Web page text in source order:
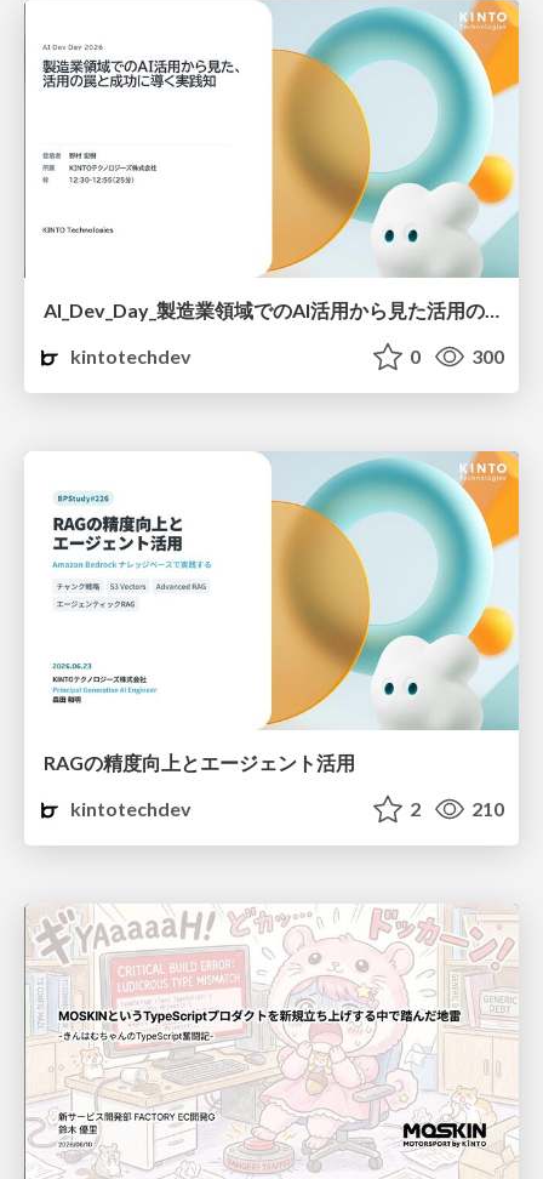
AI_Dev_Day_製造業領域でのAI活用から見た活用の罠と成功に導く実践知.pdf
kintotechdev
0 300
RAGの精度向上とエージェント活用
kintotechdev
2 210